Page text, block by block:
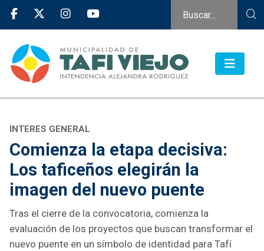
INTERES GENERAL
Comienza la etapa decisiva:
Los taficeños elegirán la
imagen del nuevo puente
Tras el cierre de la convocatoria, comienza la
evaluación de los proyectos que buscan transformar el
nuevo puente en un símbolo de identidad para Tafí